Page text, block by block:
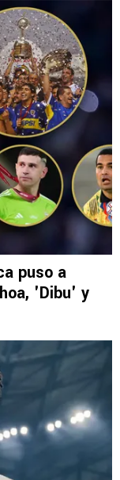
puso a
'Dibu' y